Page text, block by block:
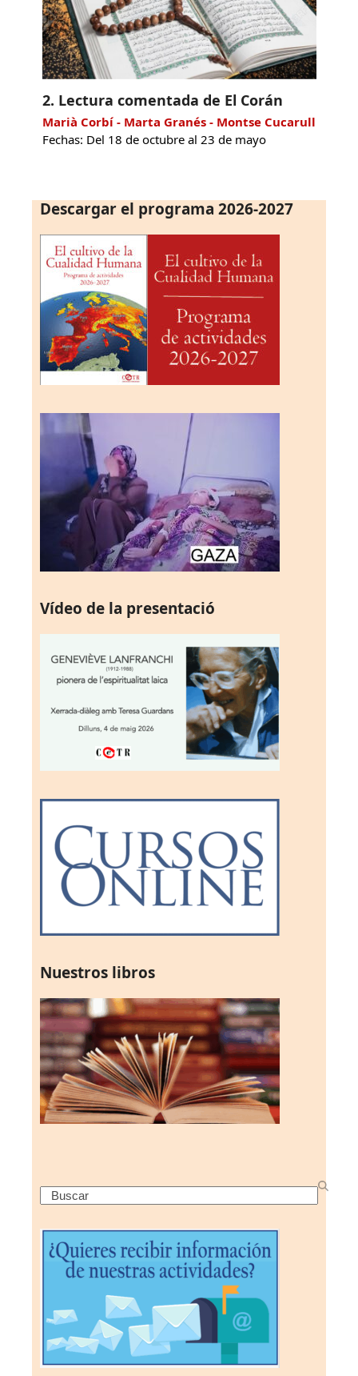
2. Lectura comentada de El Corán
Marià Corbí - Marta Granés - Montse Cucarull
Fechas: Del 18 de octubre al 23 de mayo
Descargar el programa 2026-2027
Vídeo de la presentació
Nuestros libros
Search